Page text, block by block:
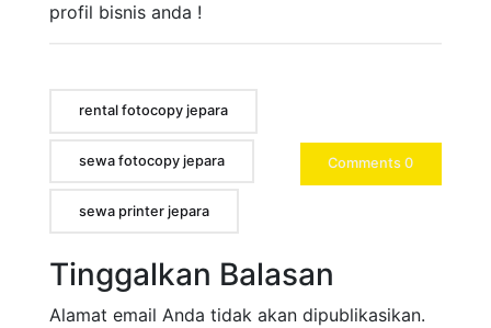
profil bisnis anda !
rental fotocopy jepara
sewa fotocopy jepara
sewa printer jepara
Comments 0
Tinggalkan Balasan
Alamat email Anda tidak akan dipublikasikan.